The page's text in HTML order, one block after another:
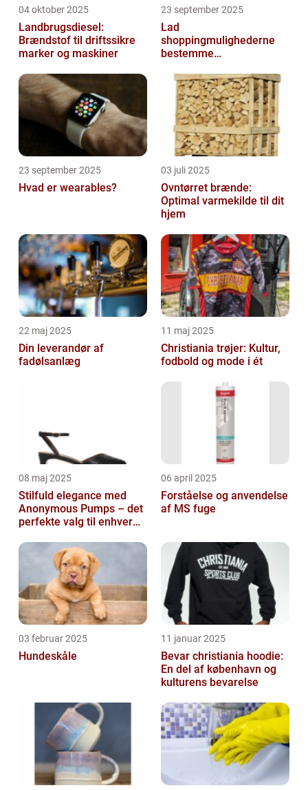
04 oktober 2025
Landbrugsdiesel:
Brændstof til driftssikre
marker og maskiner
23 september 2025
Lad
shoppingmulighederne
bestemme
23 september 2025
Hvad er wearables?
03 juli 2025
Ovntørret brænde:
Optimal varmekilde til dit
hjem
22 maj 2025
Din leverandør af
fadølsanlæg
11 maj 2025
Christiania trøjer: Kultur,
fodbold og mode i ét
08 maj 2025
Stilfuld elegance med
Anonymous Pumps – det
perfekte valg til enhver
06 april 2025
Forståelse og anvendelse
af MS fuge
03 februar 2025
Hundeskåle
11 januar 2025
Bevar christiania hoodie:
En del af københavn og
kulturens bevarelse